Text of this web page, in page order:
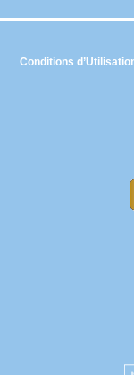
Conditions